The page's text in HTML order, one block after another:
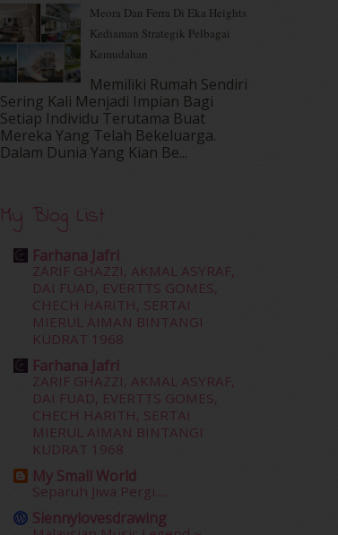
Meora Dan Ferra Di Eka Heights
Kediaman Strategik Pelbagai
Kemudahan
Memiliki Rumah Sendiri
Sering Kali Menjadi Impian Bagi
Setiap Individu Terutama Buat
Mereka Yang Telah Bekeluarga.
Dalam‍ Dunia Yang Kian Be...
My Blog List
Farhana Jafri
ZARIF GHAZZI, AKMAL ASYRAF,
DAI FUAD, EVERTTS GOMES,
CHECH HARITH, SERTAI
MIERUL AIMAN BINTANGI
KUDRAT 1968
Farhana Jafri
ZARIF GHAZZI, AKMAL ASYRAF,
DAI FUAD, EVERTTS GOMES,
CHECH HARITH, SERTAI
MIERUL AIMAN BINTANGI
KUDRAT 1968
My Small World
Separuh Jiwa Pergi.....
Siennylovesdrawing